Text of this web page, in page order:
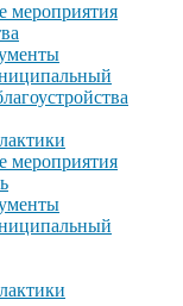
мероприятия
мероприятия